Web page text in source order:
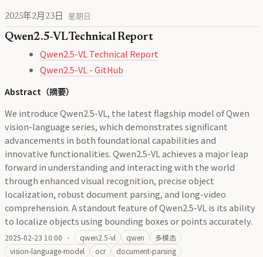
2025年2月23日 星期日
Qwen2.5-VL Technical Report
Qwen2.5-VL Technical Report
Qwen2.5-VL - GitHub
Abstract（摘要）
We introduce Qwen2.5-VL, the latest flagship model of Qwen
vision-language series, which demonstrates significant
advancements in both foundational capabilities and
innovative functionalities. Qwen2.5-VL achieves a major leap
forward in understanding and interacting with the world
through enhanced visual recognition, precise object
localization, robust document parsing, and long-video
comprehension. A standout feature of Qwen2.5-VL is its ability
to localize objects using bounding boxes or points accurately.
2025-02-23 10:00 · qwen2.5-vl qwen
多模态
vision-language-model
ocr
document-parsing